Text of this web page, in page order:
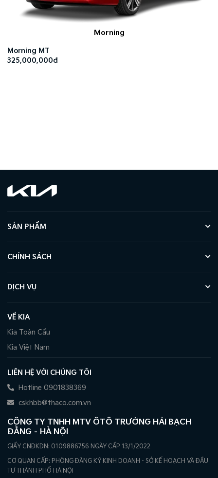
Morning
Morning MT
325,000,000đ
SẢN PHẨM
CHÍNH SÁCH
DỊCH VỤ
VỀ KIA
Kia Toàn Cầu
Kia Việt Nam
LIÊN HỆ VỚI CHÚNG TÔI
Hotline 0901838369
cskhbb@thaco.com.vn
CÔNG TY TNHH MTV ÔTÔ TRƯỜNG HẢI BẠCH
ĐẰNG – HÀ NỘI
GIẤY CNĐKDN: 0109886756 NGÀY CẤP 13/1/2022
CƠ QUAN CẤP: PHÒNG ĐĂNG KÝ KINH DOANH - SỞ KẾ HOẠCH VÀ ĐẦU
TƯ THÀNH PHỐ HÀ NỘI